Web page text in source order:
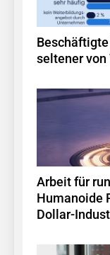
seltener
Arbeit für
Humanoide
Dollar-